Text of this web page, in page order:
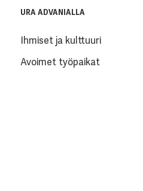
URA ADVANIALLA
Ihmiset ja kulttuuri
Avoimet työpaikat